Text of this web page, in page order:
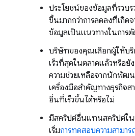
ประโยชน์ของข้อมูลที่รวบ
ขึ้นมากกว่าการลดลงที่เกิด
ข้อมูลเป็นแนวทางในการ
บริษัทของคุณเลือกผู้ให้บริ
เร็วที่สุดในตลาดแล้วหรือยั
ความช่วยเหลือจากนักพัฒ
เครื่องมือสําคัญทางธุรกิจ
อื่นที่เร็วขึ้นได้หรือไม่
มีสคริปต์อื่นแทนสคริปต์ใน
เริ่มการทดสอบความสามาร